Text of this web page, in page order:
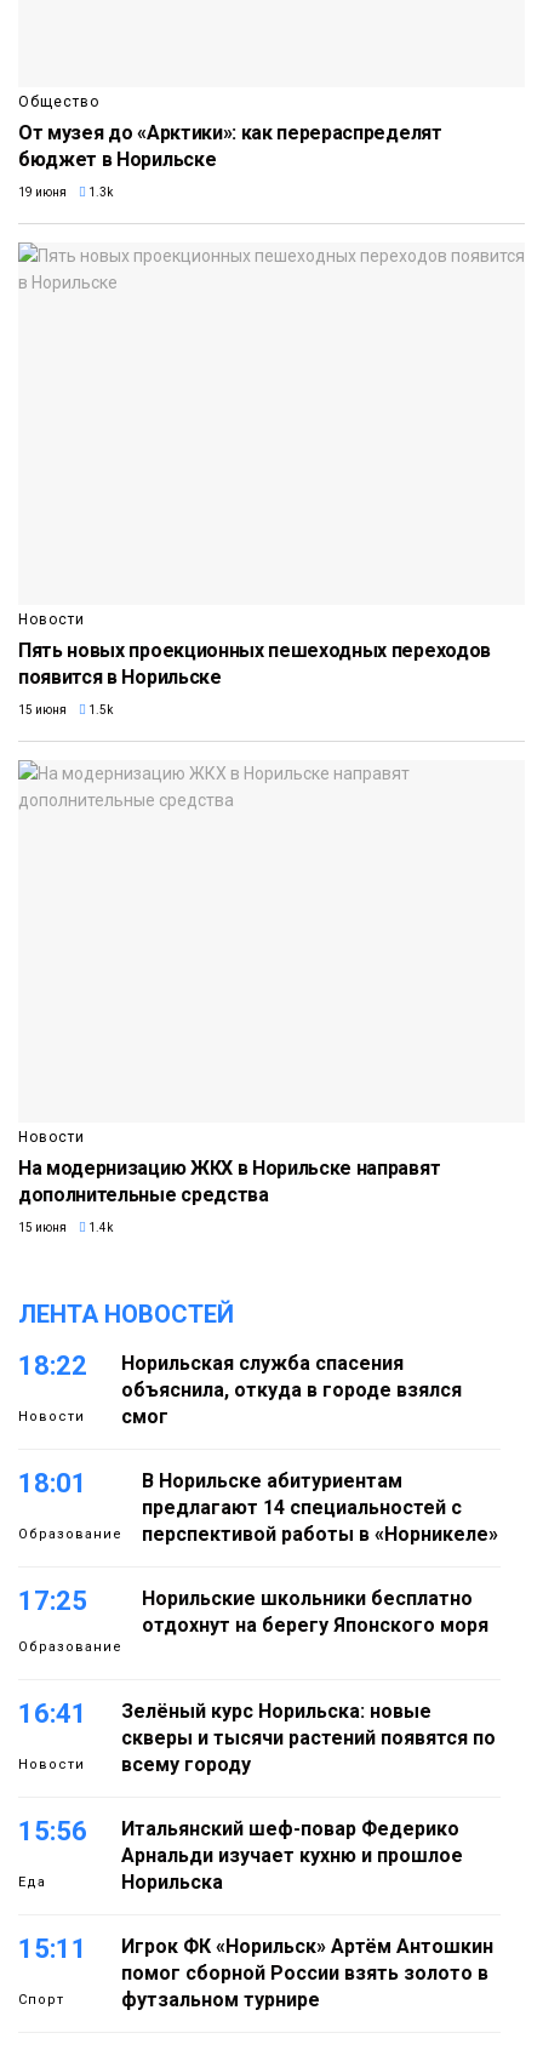
Общество
От музея до «Арктики»: как перераспределят
бюджет в Норильске
19 июня 1.3k
Новости
Пять новых проекционных пешеходных переходов
появится в Норильске
15 июня 1.5k
Новости
На модернизацию ЖКХ в Норильске направят
дополнительные средства
15 июня 1.4k
ЛЕНТА НОВОСТЕЙ
18:22
Новости
Норильская служба спасения
объяснила, откуда в городе взялся
смог
18:01
Образование
В Норильске абитуриентам
предлагают 14 специальностей с
перспективой работы в «Норникеле»
17:25
Образование
Норильские школьники бесплатно
отдохнут на берегу Японского моря
16:41
Новости
Зелёный курс Норильска: новые
скверы и тысячи растений появятся по
всему городу
15:56
Еда
Итальянский шеф-повар Федерико
Арнальди изучает кухню и прошлое
Норильска
15:11
Спорт
Игрок ФК «Норильск» Артём Антошкин
помог сборной России взять золото в
футзальном турнире